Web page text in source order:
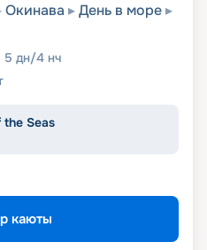
Окинава
День в море
5 дн/4 нч
Seas
каюты